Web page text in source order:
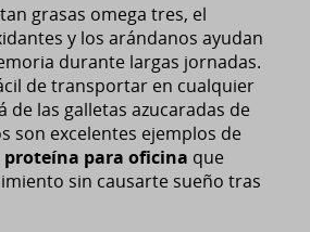
grasas omega tres, el
y los arándanos ayudan
durante largas jornadas.
de transportar en cualquier
de las galletas azucaradas de
son excelentes ejemplos de
proteína para oficina que
sin causarte sueño tras